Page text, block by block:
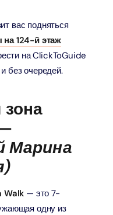
вас подняться
124-й этаж
на ClickToGuide
без очередей.
Марина
Walk — это 7-
одну из